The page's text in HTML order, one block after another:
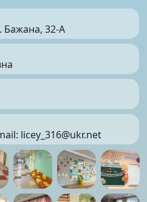
Бажана, 32-А
licey_316@ukr.net